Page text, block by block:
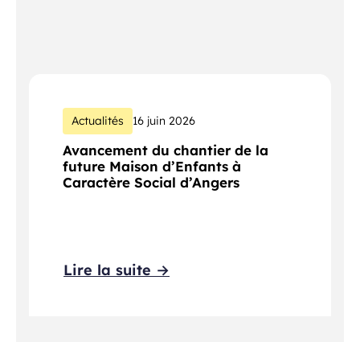
Actualités 16 juin 2026
Avancement du chantier de la
future Maison d’Enfants à
Caractère Social d’Angers
Lire la suite →